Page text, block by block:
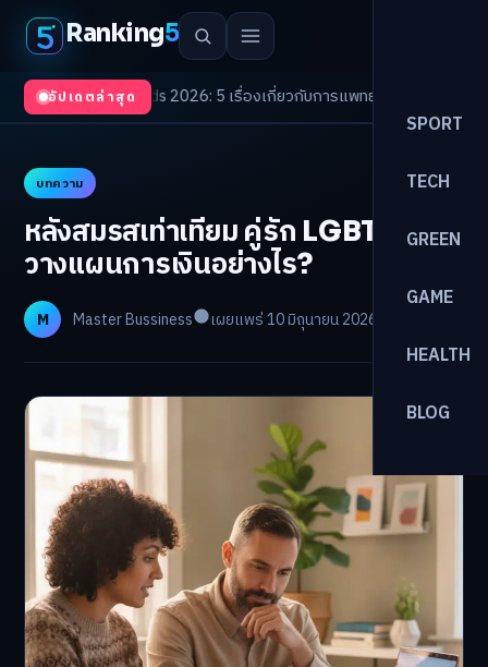
Ranking5
SPORT
TECH
GREEN
GAME
HEALTH
BLOG
อัปเดตล่าสุด
Trends 2026: 5 เรื่องเกี่ยวกับการแพทย์ที่ควรรู้/ดอกเบี้ยขาขึ้นรอบใหม่
บทความ
หลังสมรสเท่าเทียม คู่รัก LGBTQ+
วางแผนการเงินอย่างไร?
M Master Bussiness เผยแพร่ 10 มิถุนายน 2026